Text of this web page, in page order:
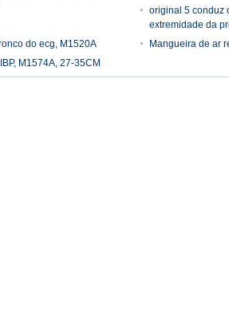
original 5 conduz
extremidade da
do ecg, M1520A
Mangueira de ar
M1574A, 27-35CM